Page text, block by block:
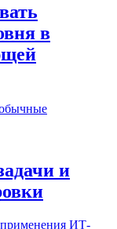
в
и